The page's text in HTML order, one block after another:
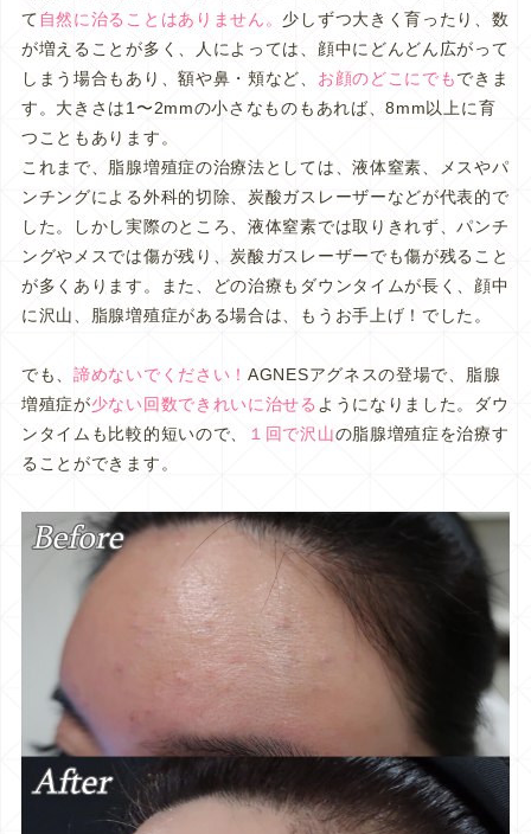
て 自然に治ることはありません。 少しずつ大きく育ったり、数
が増えることが多く、人によっては、顔中にどんどん広がって
しまう場合もあり、額や鼻・頬など、 お顔のどこにでもできま
す。大きさは1〜2mmの小さなものもあれば、8mm以上に育
つこともあります。
これまで、脂腺増殖症の治療法としては、液体窒素、メスやパ
ンチングによる外科的切除、炭酸ガスレーザーなどが代表的で
した。しかし実際のところ、液体窒素では取りきれず、パンチ
ングやメスでは傷が残り、炭酸ガスレーザーでも傷が残ること
が多くあります。また、どの治療もダウンタイムが長く、顔中
に沢山、脂腺増殖症がある場合は、もうお手上げ！でした。
でも、諦めないでください！AGNESアグネスの登場で、脂腺
増殖症が少ない回数できれいに治せる ようになりました。ダウ
ンタイムも比較的短いので、
１回で沢山の脂腺増殖症を治療す
ることができます。